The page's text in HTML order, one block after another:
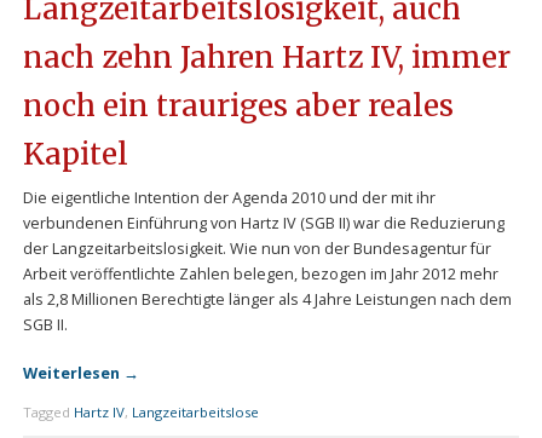
Langzeitarbeitslosigkeit, auch
nach zehn Jahren Hartz IV, immer
noch ein trauriges aber reales
Kapitel
Die eigentliche Intention der Agenda 2010 und der mit ihr
verbundenen Einführung von Hartz IV (SGB II) war die Reduzierung
der Langzeitarbeitslosigkeit. Wie nun von der Bundesagentur für
Arbeit veröffentlichte Zahlen belegen, bezogen im Jahr 2012 mehr
als 2,8 Millionen Berechtigte länger als 4 Jahre Leistungen nach dem
SGB II.
Weiterlesen →
Tagged Hartz IV, Langzeitarbeitslose